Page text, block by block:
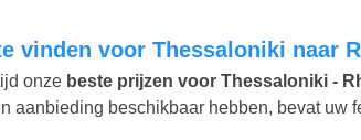
vinden voor Thessaloniki naar
onze beste prijzen voor Thessaloniki -
aanbieding beschikbaar hebben, bevat uw